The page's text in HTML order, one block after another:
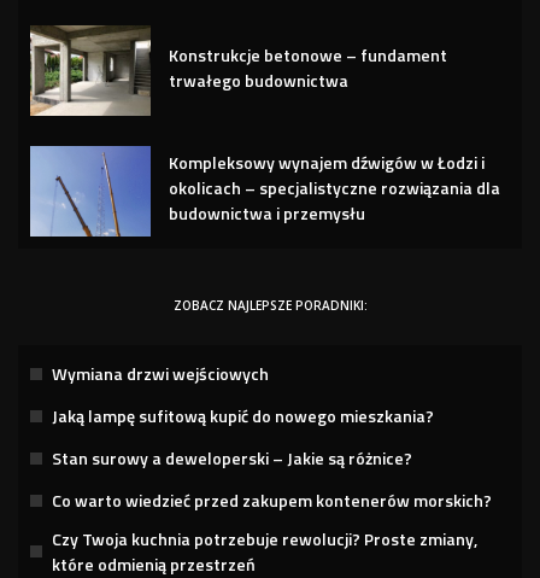
Konstrukcje betonowe – fundament
trwałego budownictwa
Kompleksowy wynajem dźwigów w Łodzi i
okolicach – specjalistyczne rozwiązania dla
budownictwa i przemysłu
ZOBACZ NAJLEPSZE PORADNIKI:
Wymiana drzwi wejściowych
Jaką lampę sufitową kupić do nowego mieszkania?
Stan surowy a deweloperski – Jakie są różnice?
Co warto wiedzieć przed zakupem kontenerów morskich?
Czy Twoja kuchnia potrzebuje rewolucji? Proste zmiany,
które odmienią przestrzeń